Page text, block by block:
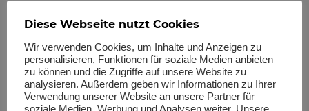
Intangible Cultural Heritage of Dance
The author systematically elaborates essential
features of the theoretical approaches, figures of
thought and approaches relevant to dance studies
and cultural studies. Further the author examines
the processes of transformation and changes that
Diese Webseite nutzt Cookies
Wir verwenden Cookies, um Inhalte und Anzeigen zu
personalisieren, Funktionen für soziale Medien anbieten
zu können und die Zugriffe auf unsere Website zu
analysieren. Außerdem geben wir Informationen zu Ihrer
Verwendung unserer Website an unsere Partner für
soziale Medien, Werbung und Analysen weiter. Unsere